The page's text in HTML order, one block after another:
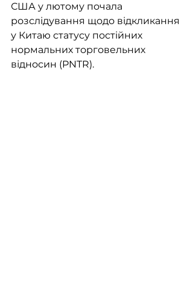
США у лютому почала
розслідування щодо відкликання
у Китаю статусу постійних
нормальних торговельних
відносин (PNTR).